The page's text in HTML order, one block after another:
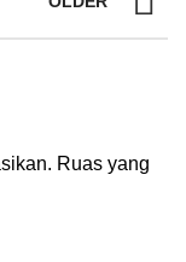
Ruas yang